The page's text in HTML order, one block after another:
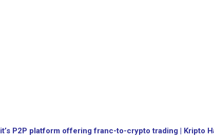
P2P platform offering franc-to-crypto trading | Kripto